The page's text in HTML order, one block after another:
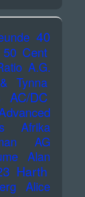
40
50 Cent
A.G.
Tynna
AC/DC
Afrika
AG
Alan
Harth
Alice